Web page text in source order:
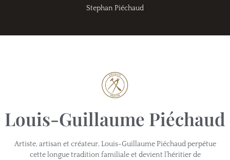
Stephan Piéchaud
Louis-Guillaume Piéchaud
Artiste, artisan et créateur, Louis-Guillaume Piéchaud perpétue
cette longue tradition familiale et devient l’héritier de